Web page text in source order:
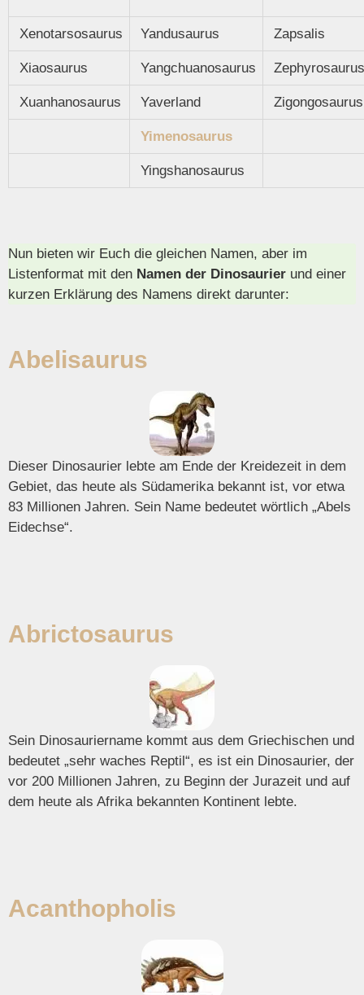
Xenotarsosaurus Yandusaurus Zapsalis
Xiaosaurus Yangchuanosaurus Zephyrosaurus
Xuanhanosaurus Yaverland Zigongosaurus
Yimenosaurus
Yingshanosaurus
Nun bieten wir Euch die gleichen Namen, aber im
Listenformat mit den Namen der Dinosaurier und einer
kurzen Erklärung des Namens direkt darunter:
Abelisaurus
Dieser Dinosaurier lebte am Ende der Kreidezeit in dem
Gebiet, das heute als Südamerika bekannt ist, vor etwa
83 Millionen Jahren. Sein Name bedeutet wörtlich „Abels
Eidechse“.
Abrictosaurus
Sein Dinosauriername kommt aus dem Griechischen und
bedeutet „sehr waches Reptil“, es ist ein Dinosaurier, der
vor 200 Millionen Jahren, zu Beginn der Jurazeit und auf
dem heute als Afrika bekannten Kontinent lebte.
Acanthopholis